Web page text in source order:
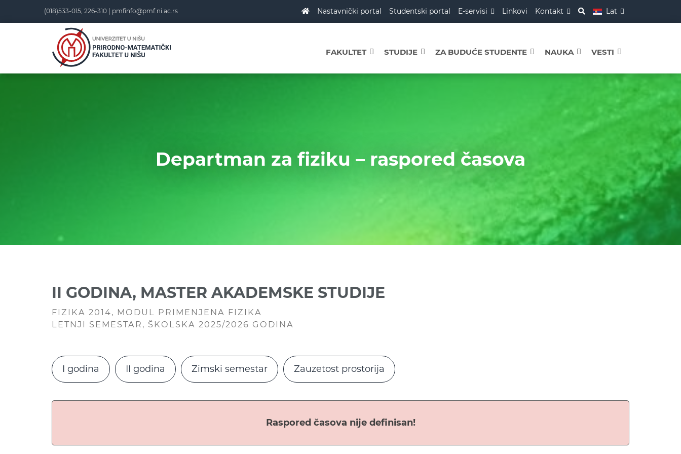
(018)533-015, 226-310 | pmfinfo@pmf.ni.ac.rs Nastavnički portal Studentski portal E-servisi Linkovi Kontakt Lat
FAKULTET STUDIJE ZA BUDUĆE STUDENTE NAUKA VESTI
Departman za fiziku – raspored časova
II GODINA, MASTER AKADEMSKE STUDIJE
FIZIKA 2014, MODUL PRIMENJENA FIZIKA
LETNJI SEMESTAR, ŠKOLSKA 2025/2026 GODINA
I godina II godina Zimski semestar Zauzetost prostorija
Raspored časova nije definisan!